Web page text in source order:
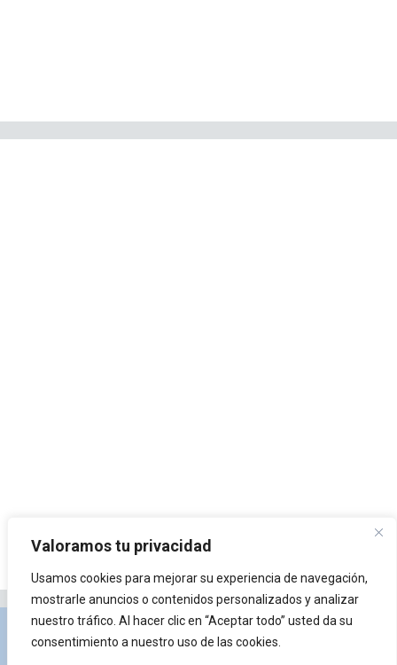
Valoramos tu privacidad
Usamos cookies para mejorar su experiencia de navegación,
mostrarle anuncios o contenidos personalizados y analizar
nuestro tráfico. Al hacer clic en “Aceptar todo” usted da su
consentimiento a nuestro uso de las cookies.
Privacidad y Política de Cookies Portal de